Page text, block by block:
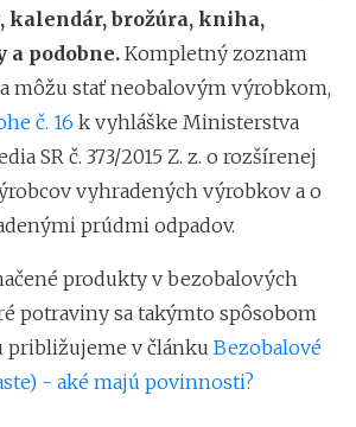
brožúra, kniha,
a podobne. Kompletný zoznam
môžu stať neobalovým výrobkom,
č. 16 k vyhláške Ministerstva
SR č. 373/2015 Z. z. o rozšírenej
vyhradených výrobkov a o
prúdmi odpadov.
produkty v bezobalových
potraviny sa takýmto spôsobom
približujeme v článku Bezobalové
- aké majú povinnosti?